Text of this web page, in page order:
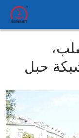
حبل